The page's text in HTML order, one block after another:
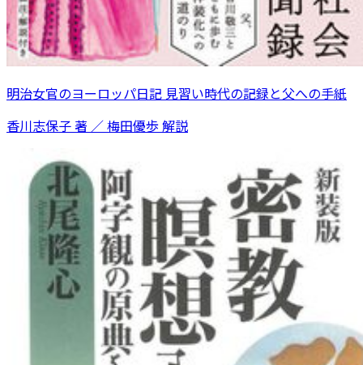
明治女官のヨーロッパ日記 見習い時代の記録と父への手紙
香川志保子 著 ／ 梅田優歩 解説